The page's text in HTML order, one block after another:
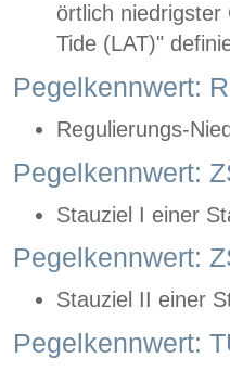
örtlich
Tide (LAT)"
Pegelkennwert:
Regulierungs-
Pegelkennwert:
Stauziel I einer
Pegelkennwert:
Stauziel II einer
Pegelkennwert: